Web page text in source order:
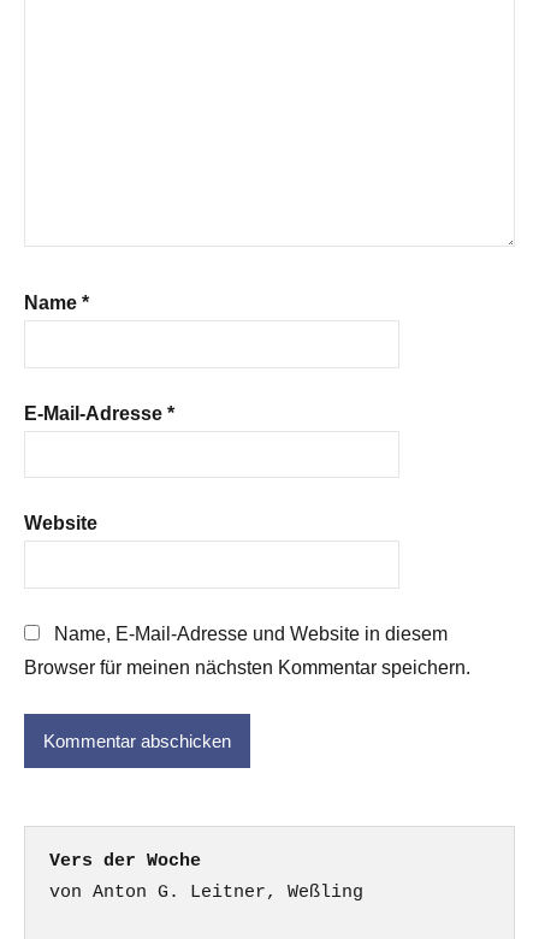
Name *
E-Mail-Adresse *
Website
Name, E-Mail-Adresse und Website in diesem
Browser für meinen nächsten Kommentar speichern.
Vers der Woche